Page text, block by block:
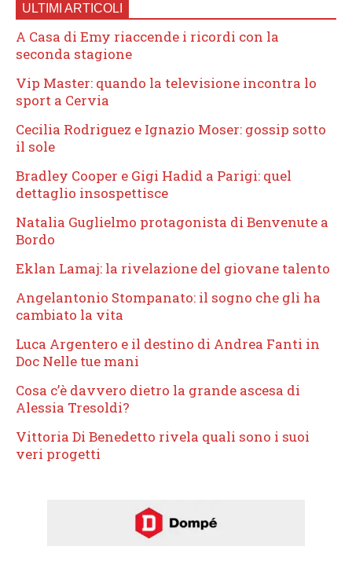
ULTIMI ARTICOLI
A Casa di Emy riaccende i ricordi con la
seconda stagione
Vip Master: quando la televisione incontra lo
sport a Cervia
Cecilia Rodriguez e Ignazio Moser: gossip sotto
il sole
Bradley Cooper e Gigi Hadid a Parigi: quel
dettaglio insospettisce
Natalia Guglielmo protagonista di Benvenute a
Bordo
Eklan Lamaj: la rivelazione del giovane talento
Angelantonio Stompanato: il sogno che gli ha
cambiato la vita
Luca Argentero e il destino di Andrea Fanti in
Doc Nelle tue mani
Cosa c’è davvero dietro la grande ascesa di
Alessia Tresoldi?
Vittoria Di Benedetto rivela quali sono i suoi
veri progetti